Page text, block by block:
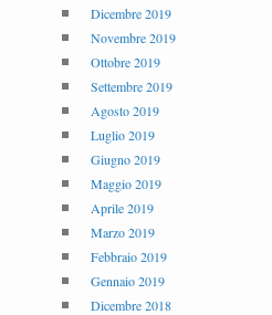
Dicembre 2019
Novembre 2019
Ottobre 2019
Settembre 2019
Agosto 2019
Luglio 2019
Giugno 2019
Maggio 2019
Aprile 2019
Marzo 2019
Febbraio 2019
Gennaio 2019
Dicembre 2018